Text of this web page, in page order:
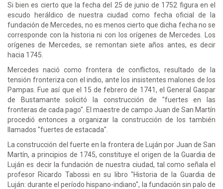
Si bien es cierto que la fecha del 25 de junio de 1752 figura en el
escudo heráldico de nuestra ciudad como fecha oficial de la
fundación de Mercedes, no es menos cierto que dicha fecha no se
corresponde con la historia ni con los orígenes de Mercedes. Los
orígenes de Mercedes, se remontan siete años antes, es decir
hacia 1745.
Mercedes nació como frontera de conflictos, resultado de la
tensión fronteriza con el indio, ante los insistentes malones de los
Pampas. Fue así que el 15 de febrero de 1741, el General Gaspar
de Bustamante solicitó la construcción de "fuertes en las
fronteras de cada pago". El maestre de campo Juan de San Martín
procedió entonces a organizar la construcción de los también
llamados "fuertes de estacada".
La construcción del fuerte en la frontera de Luján por Juan de San
Martín, a principios de 1745, constituye el origen de la Guardia de
Luján es decir la fundación de nuestra ciudad, tal como señala el
profesor Ricardo Tabossi en su libro "Historia de la Guardia de
Luján: durante el período hispano-indiano", la fundación sin palo de